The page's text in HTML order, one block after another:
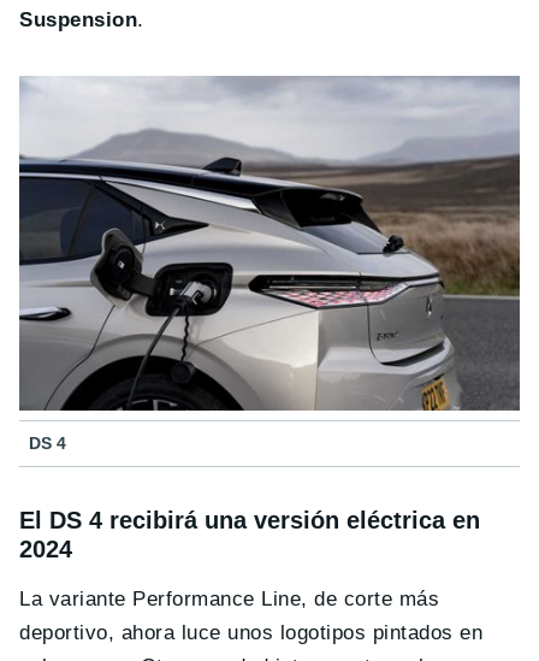
Suspension.
DS 4
El DS 4 recibirá una versión eléctrica en
2024
La variante Performance Line, de corte más
deportivo, ahora luce unos logotipos pintados en